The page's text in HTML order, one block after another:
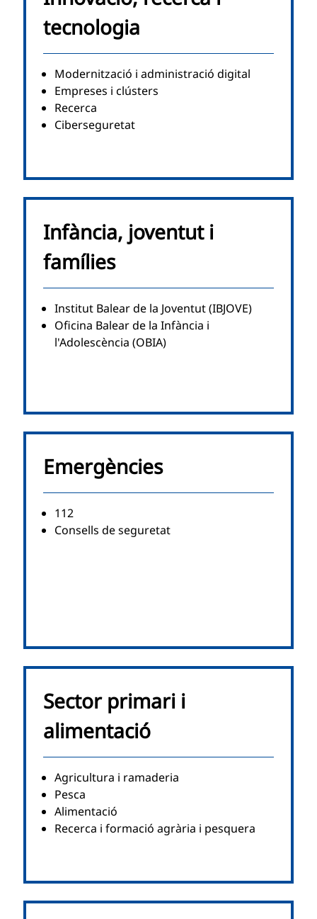
tecnologia
Modernització i administració digital
Empreses i clústers
Recerca
Ciberseguretat
Infància, joventut i
famílies
Institut Balear de la Joventut (IBJOVE)
Oficina Balear de la Infància i
l'Adolescència (OBIA)
Emergències
112
Consells de seguretat
Sector primari i
alimentació
Agricultura i ramaderia
Pesca
Alimentació
Recerca i formació agrària i pesquera